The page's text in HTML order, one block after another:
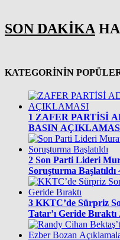
SON DAKİKA
KATEGORİNİN
1 ZAFER PARTİSİ
BASIN
2 Son Parti Lideri
Soruşturma Başlatıldı
3 KKTC’de Sürpriz
Tatar’ı Geride Bıraktı